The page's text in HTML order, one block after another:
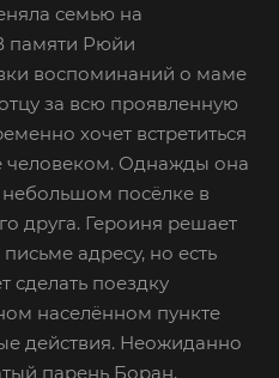
семью на
памяти Рюйи
воспоминаний о маме
за всю проявленную
хочет встретиться
Однажды она
небольшом посёлке в
друга. Героиня решает
адресу, но есть
сделать поездку
населённом пункте
действия. Неожиданно
парень Боран,